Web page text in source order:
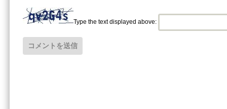
Type the text displayed above: